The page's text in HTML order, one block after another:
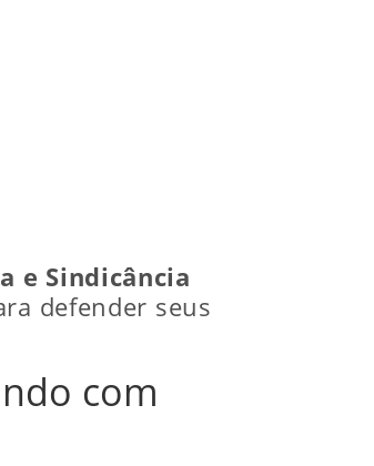
e Sindicância
defender seus
com